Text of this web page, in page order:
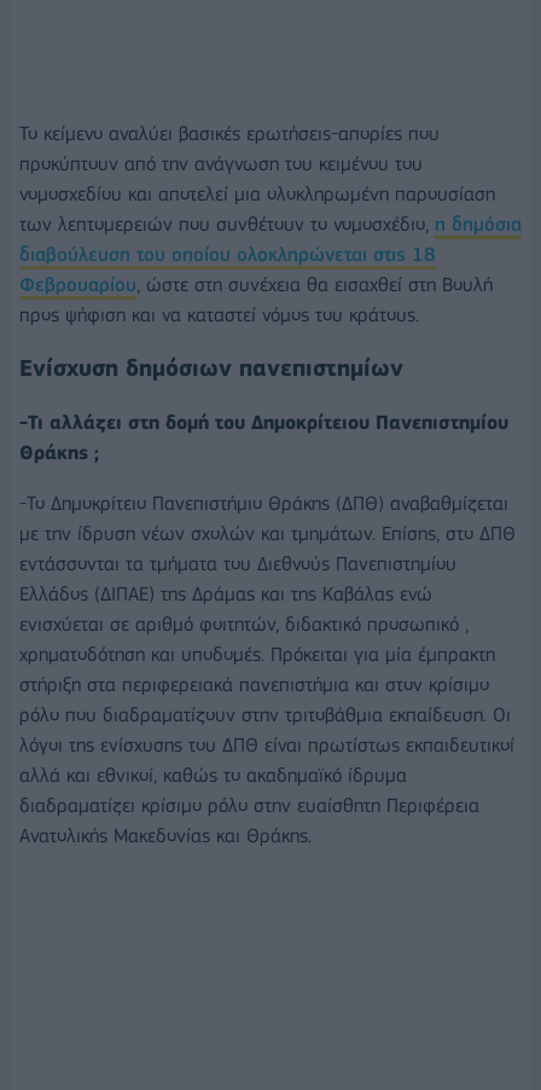
Το κείμενο αναλύει βασικές ερωτήσεις-απορίες που
προκύπτουν από την ανάγνωση του κειμένου του
νομοσχεδίου και αποτελεί μια ολοκληρωμένη παρουσίαση
των λεπτομερειών που συνθέτουν το νομοσχέδιο, η δημόσια
διαβούλευση του οποίου ολοκληρώνεται στις 18
Φεβρουαρίου , ώστε στη συνέχεια θα εισαχθεί στη Βουλή
προς ψήφιση και να καταστεί νόμος του κράτους.
Ενίσχυση δημόσιων πανεπιστημίων
-Τι αλλάζει στη δομή του Δημοκρίτειου Πανεπιστημίου
Θράκης ;
-Το Δημοκρίτειο Πανεπιστήμιο Θράκης (ΔΠΘ) αναβαθμίζεται
με την ίδρυση νέων σχολών και τμημάτων. Επίσης, στο ΔΠΘ
εντάσσονται τα τμήματα του Διεθνούς Πανεπιστημίου
Ελλάδος (ΔΙΠΑΕ) της Δράμας και της Καβάλας ενώ
ενισχύεται σε αριθμό φοιτητών, διδακτικό προσωπικό ,
χρηματοδότηση και υποδομές. Πρόκειται για μία έμπρακτη
στήριξη στα περιφερειακά πανεπιστήμια και στον κρίσιμο
ρόλο που διαδραματίζουν στην τριτοβάθμια εκπαίδευση. Οι
λόγοι της ενίσχυσης του ΔΠΘ είναι πρωτίστως εκπαιδευτικοί
αλλά και εθνικοί, καθώς το ακαδημαϊκό ίδρυμα
διαδραματίζει κρίσιμο ρόλο στην ευαίσθητη Περιφέρεια
Ανατολικής Μακεδονίας και Θράκης.